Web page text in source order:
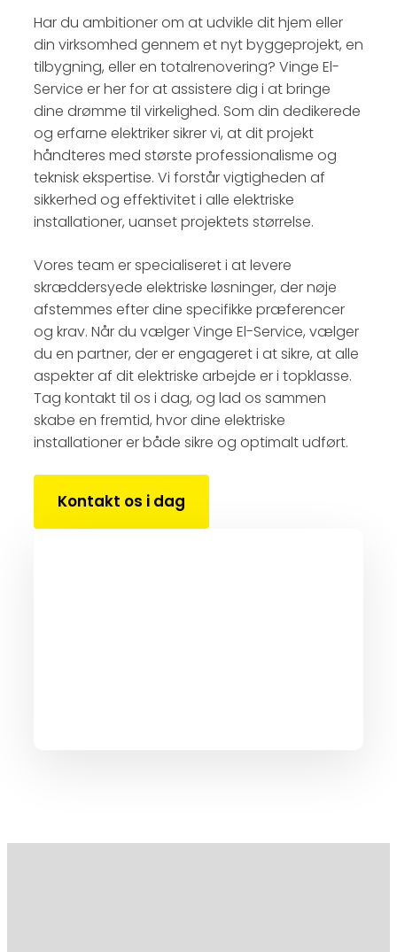
Har du ambitioner om at udvikle dit hjem eller
din virksomhed gennem et nyt byggeprojekt, en
tilbygning, eller en totalrenovering? Vinge El-
Service er her for at assistere dig i at bringe
dine drømme til virkelighed. Som din dedikerede
og erfarne elektriker sikrer vi, at dit projekt
håndteres med største professionalisme og
teknisk ekspertise. Vi forstår vigtigheden af
sikkerhed og effektivitet i alle elektriske
installationer, uanset projektets størrelse.
Vores team er specialiseret i at levere
skræddersyede elektriske løsninger, der nøje
afstemmes efter dine specifikke præferencer
og krav. Når du vælger Vinge El-Service, vælger
du en partner, der er engageret i at sikre, at alle
aspekter af dit elektriske arbejde er i topklasse.
Tag kontakt til os i dag, og lad os sammen
skabe en fremtid, hvor dine elektriske
installationer er både sikre og optimalt udført.
Kontakt os i dag